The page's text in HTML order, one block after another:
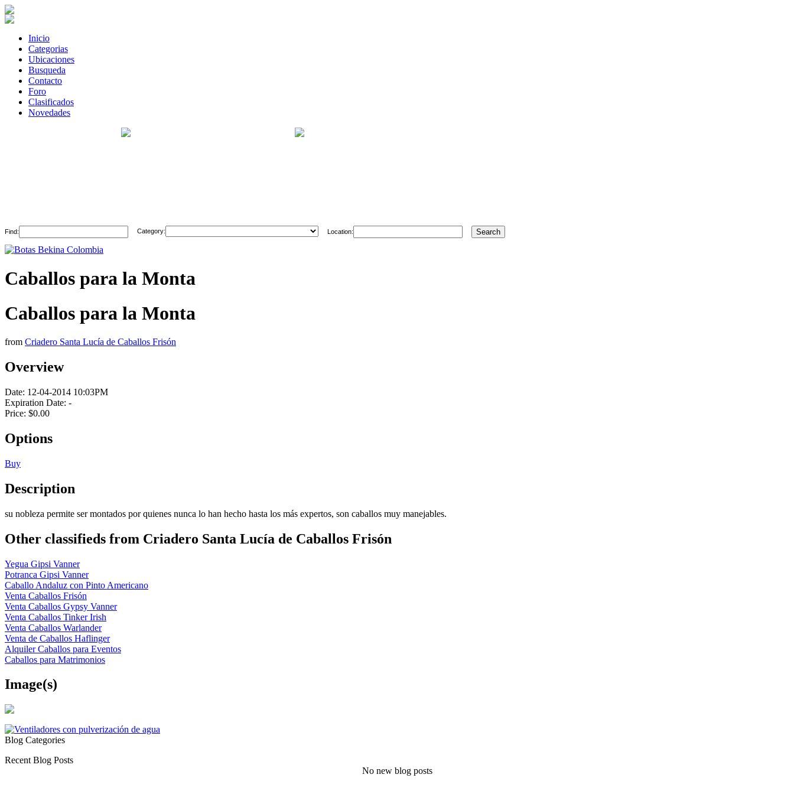
Inicio
Categorias
Ubicaciones
Busqueda
Contacto
Foro
Clasificados
Novedades
Find: Category: Location:
Caballos para la Monta
Caballos para la Monta
from Criadero Santa Lucía de Caballos Frisón
Overview
Date: 12-04-2014 10:03PM
Expiration Date: -
Price: $0.00
Options
Buy
Description
su nobleza permite ser montados por quienes nunca lo han hecho hasta los más expertos, son caballos muy manejables.
Other classifieds from Criadero Santa Lucía de Caballos Frisón
Yegua Gipsi Vanner
Potranca Gipsi Vanner
Caballo Andaluz con Pinto Americano
Venta Caballos Frisón
Venta Caballos Gypsy Vanner
Venta Caballos Tinker Irish
Venta Caballos Warlander
Venta de Caballos Haflinger
Alquiler Caballos para Eventos
Caballos para Matrimonios
Image(s)
Blog Categories
Recent Blog Posts
No new blog posts